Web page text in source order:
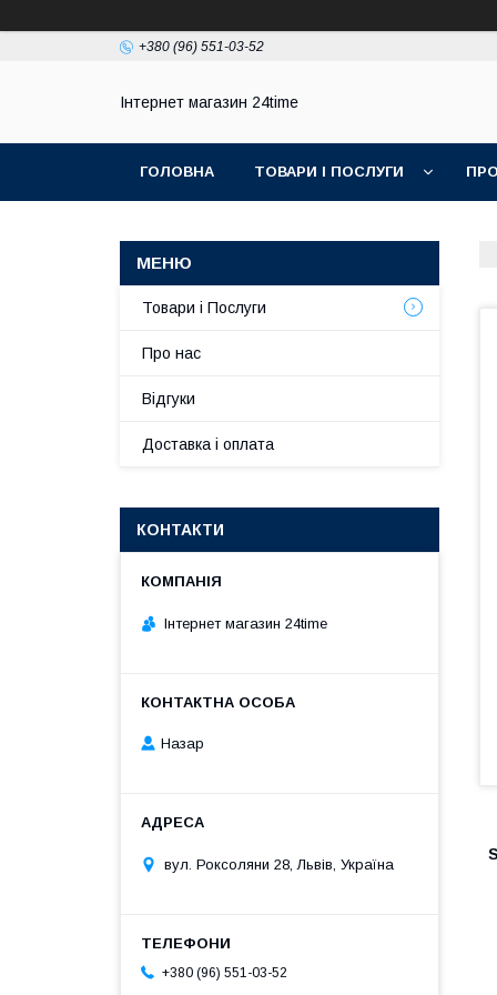
+380 (96) 551-03-52
Інтернет магазин 24time
ГОЛОВНА ТОВАРИ І ПОСЛУГИ
Товари і Послуги
Про нас
Відгуки
Доставка і оплата
КОНТАКТИ
Інтернет магазин 24time
Назар
вул. Роксоляни 28, Львів, Україна
+380 (96) 551-03-52